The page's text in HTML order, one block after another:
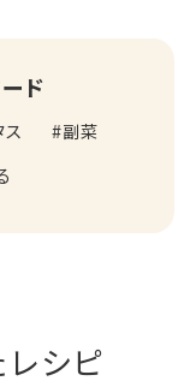
ド
ス
副菜
シピ